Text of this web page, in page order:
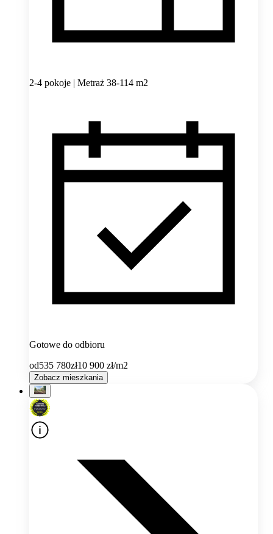
2-4 pokoje | Metraż 38-114 m2
Gotowe do odbioru
od535 780zł10 900 zł/m2
Zobacz mieszkania